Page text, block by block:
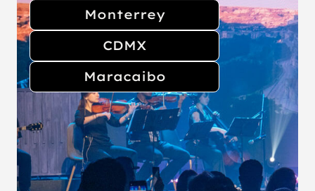
Monterrey
CDMX
Maracaibo